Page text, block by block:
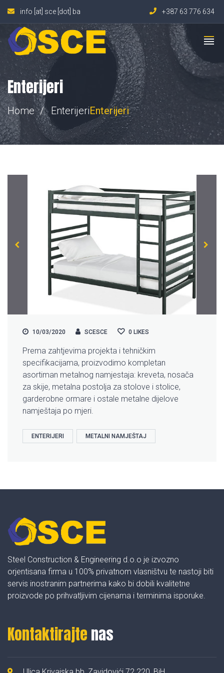
info [at] sce [dot] ba +387 63 776 634
Enterijeri
Home EnterijeriEnterijeri
10/03/2020 SCESCE 0 LIKES
Prema zahtjevima projekta i tehničkim
specifikacijama, proizvodimo kompletan
asortiman metalnog namjestaja: kreveta, nosača
za skije, metalna postolja za stolove i stolice,
garderobne ormare i ostale metalne dijelove
namještaja po mjeri.
ENTERIJERI METALNI NAMJEŠTAJ
Steel Construction & Engineering d.o.o je izvozno
orjentisana firma u 100% privatnom vlasništvu te nastoji biti
servis inostranim partnerima kako bi dobili kvalitetne
proizvode po prihvatljivim cijenama i terminima isporuke.
Kontaktirajte nas